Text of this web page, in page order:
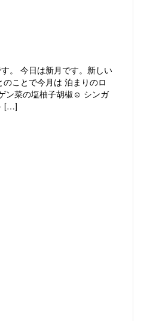
。 今日は新月です。新しい
ことで今月は 泊まりのロ
ン菜の塩柚子胡椒☺️ シンガ
[…]